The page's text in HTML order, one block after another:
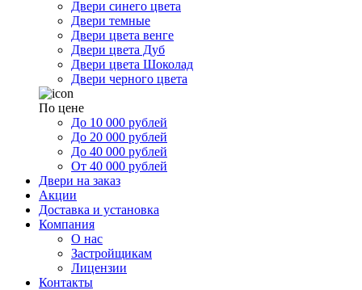
Двери синего цвета
Двери темные
Двери цвета венге
Двери цвета Дуб
Двери цвета Шоколад
Двери черного цвета
По цене
До 10 000 рублей
До 20 000 рублей
До 40 000 рублей
От 40 000 рублей
Двери на заказ
Акции
Доставка и установка
Компания
О нас
Застройщикам
Лицензии
Контакты